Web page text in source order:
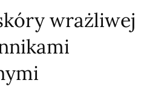
wrażliwej